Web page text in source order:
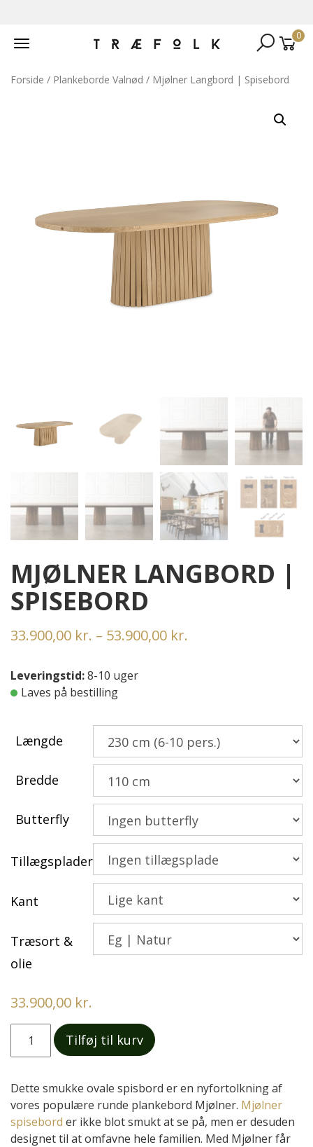
Toggle
0
Forside / Plankeborde Valnød / Mjølner Langbord | Spisebord
MJØLNER LANGBORD |
SPISEBORD
33.900,00 kr. – 53.900,00 kr.
Leveringstid:8-10 uger
Laves på bestilling
Længde
Bredde
Butterfly
Tillægsplader
Kant
Træsort &
olie
33.900,00 kr.
Langbord
Spisebord
Tilføj til kurv
Dette smukke ovale spisbord er en nyfortolkning af
vores populære runde plankebord Mjølner. Mjølner
spisebord er ikke blot smukt at se på, men er desuden
designet til at omfavne hele familien. Med Mjølner får